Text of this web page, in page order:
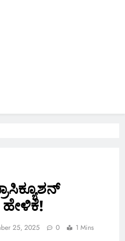
ಹೇಳಿಕೆ!
25, 2025 0 1 Mins